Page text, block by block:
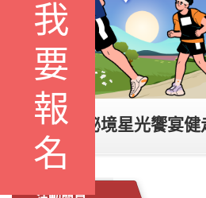
我要報名
2026 壯圍秘境星光饗宴健